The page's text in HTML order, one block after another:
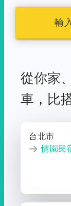
輸
從你家、
車， 比
台北市
情園民